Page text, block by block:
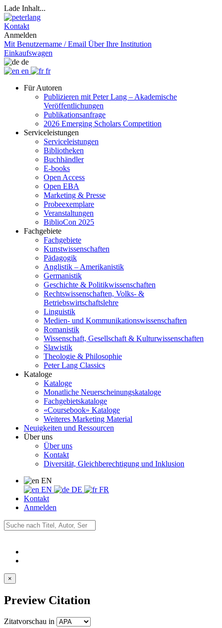
Lade Inhalt...
Kontakt
Anmelden
Mit Benutzername / Email Über Ihre Institution
Einkaufswagen
de
en
fr
Für Autoren
Publizieren mit Peter Lang – Akademische
Veröffentlichungen
Publikationsanfrage
2026 Emerging Scholars Competition
Serviceleistungen
Serviceleistungen
Bibliotheken
Buchhändler
E-books
Open Access
Open EBA
Marketing & Presse
Probeexemplare
Veranstaltungen
BiblioCon 2025
Fachgebiete
Fachgebiete
Kunstwissenschaften
Pädagogik
Anglistik – Amerikanistik
Germanistik
Geschichte & Politikwissenschaften
Rechtswissenschaften, Volks- &
Betriebswirtschaftslehre
Linguistik
Medien- und Kommunikationswissenschaften
Romanistik
Wissenschaft, Gesellschaft & Kulturwissenschaften
Slawistik
Theologie & Philosophie
Peter Lang Classics
Kataloge
Kataloge
Monatliche Neuerscheinungskataloge
Fachgebietskataloge
«Coursebook» Kataloge
Weiteres Marketing Material
Neuigkeiten und Ressourcen
Über uns
Über uns
Kontakt
Diversität, Gleichberechtigung und Inklusion
EN
EN
DE
FR
Kontakt
Anmelden
×
Preview Citation
Zitatvorschau in